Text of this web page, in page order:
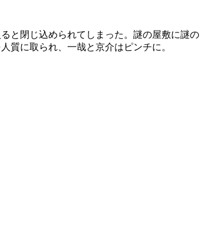
と閉じ込められてしまった。謎の屋敷に謎の
質に取られ、一哉と京介はピンチに。